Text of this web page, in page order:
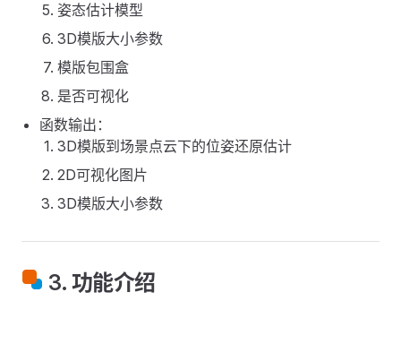
姿态估计模型
3D模版大小参数
模版包围盒
是否可视化
函数输出：
3D模版到场景点云下的位姿还原估计
2D可视化图片
3D模版大小参数
3. 功能介绍